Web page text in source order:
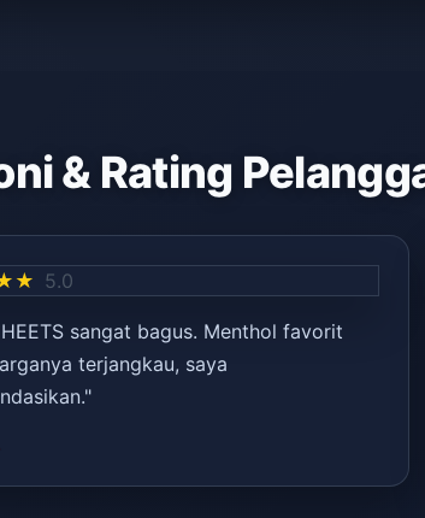
& Rating
5.0
sangat bagus. Menthol favorit
terjangkau, saya